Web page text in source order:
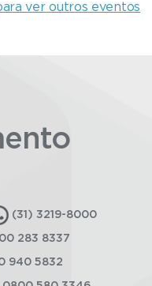
ver outros eventos
(31) 3219-8000
283 8337
940 5832